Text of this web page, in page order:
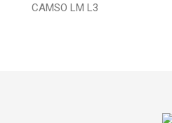
CAMSO LM L3